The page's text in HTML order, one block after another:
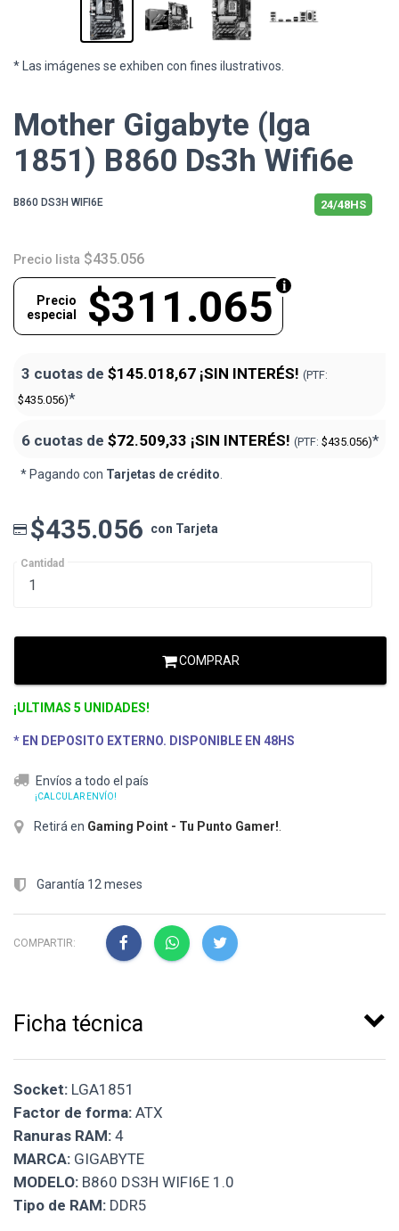
* Las imágenes se exhiben con fines ilustrativos.
Mother Gigabyte (lga
1851) B860 Ds3h Wifi6e
B860 DS3H WIFI6E 24/48HS
Precio lista $435.056
$311.065
Precio
especial
3 cuotas de $145.018,67 ¡SIN INTERÉS! (PTF:
$435.056)*
6 cuotas de $72.509,33 ¡SIN INTERÉS! (PTF: $435.056)*
* Pagando con Tarjetas de crédito.
$435.056 con Tarjeta
Cantidad
COMPRAR
¡ULTIMAS 5 UNIDADES!
* EN DEPOSITO EXTERNO. DISPONIBLE EN 48HS
Envíos a todo el país
¡CALCULAR ENVÍO!
Retirá en Gaming Point - Tu Punto Gamer!
Garantía 12 meses
COMPARTIR:
Ficha técnica
Socket: LGA1851
Factor de forma: ATX
Ranuras RAM: 4
MARCA: GIGABYTE
MODELO: B860 DS3H WIFI6E 1.0
Tipo de RAM: DDR5